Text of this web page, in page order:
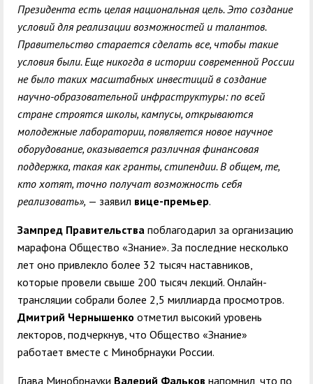
Президента есть целая национальная цель. Это создание
условий для реализации возможностей и талантов.
Правительство старается сделать все, чтобы такие
условия были. Еще никогда в истории современной России
не было таких масштабных инвестиций в создание
научно-образовательной инфраструктуры: по всей
стране строятся школы, кампусы, открываются
молодежные лаборатории, появляется новое научное
оборудование, оказывается различная финансовая
поддержка, такая как гранты, стипендии. В общем, те,
кто хотят, точно получат возможность себя
реализовать», — заявил вице-премьер.
Зампред Правительства поблагодарил за организацию
марафона Общество «Знание». За последние несколько
лет оно привлекло более 32 тысяч наставников,
которые провели свыше 200 тысяч лекций. Онлайн-
трансляции собрали более 2,5 миллиарда просмотров.
Дмитрий Чернышенко отметил высокий уровень
лекторов, подчеркнув, что Общество «Знание»
работает вместе с Минобрнауки России.
Глава Минобрнауки Валерий Фальков напомнил, что по